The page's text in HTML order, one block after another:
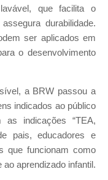
que facilita o
durabilidade.
ser aplicados em
o desenvolvimento
a BRW passou a
indicados ao público
as indicações “TEA,
pais, educadores e
que funcionam como
aprendizado infantil.